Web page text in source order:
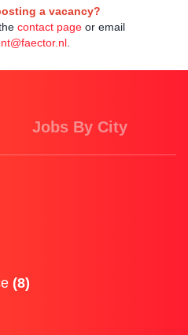
a vacancy?
contact pageor email
Jobs By City
(8)